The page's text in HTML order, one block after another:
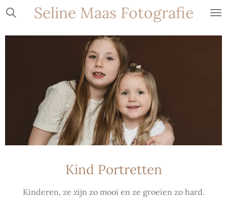
Ga
naar
Seline Maas Fotografie
Kind Portretten
Kinderen, ze zijn zo mooi en ze groeien zo hard.